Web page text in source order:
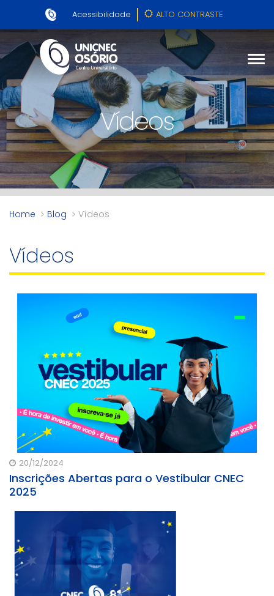
Acessibilidade ALTO CONTRASTE
Vídeos
Home Blog Vídeos
Vídeos
20/12/2024
Inscrições Abertas para o Vestibular CNEC
2025